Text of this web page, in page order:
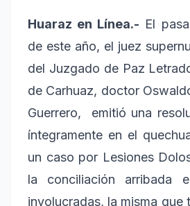
Huaraz en Línea.- El
de este año, el juez
del Juzgado de Paz
de Carhuaz, doctor
Guerrero, emitió una
íntegramente en el
un caso por Lesiones
la conciliación arribada
involucradas, la misma que